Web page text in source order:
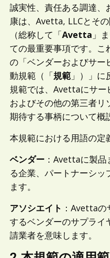
誠実性、責任ある調達、
康は、Avetta, LLCとそ
（総称して「Avetta 」
ての最重要事項です。こ
の「ベンダーおよびサー
動規範（「規範 」）」
規範では、Avettaにサー
およびその他の第三者
期待する事柄について概
本規範における用語の定
ベンダー ：Avettaに製
る企業、パートナーシッ
ます。
アソシエイト ：Avetta
するベンダーのサプライ
請業者を意味します。